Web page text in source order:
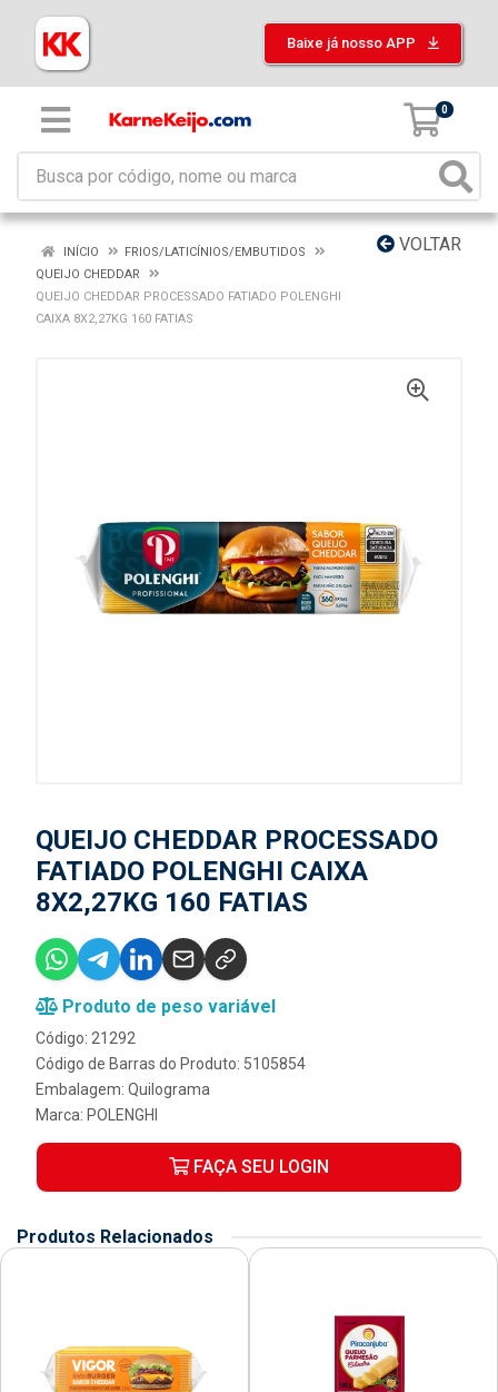
Baixe já nosso APP
0
VOLTAR
INÍCIO
FRIOS/LATICÍNIOS/EMBUTIDOS
QUEIJO CHEDDAR
QUEIJO CHEDDAR PROCESSADO FATIADO POLENGHI
CAIXA 8X2,27KG 160 FATIAS
QUEIJO CHEDDAR PROCESSADO
FATIADO POLENGHI CAIXA
8X2,27KG 160 FATIAS
Produto de peso variável
Código: 21292
Código de Barras do Produto: 5105854
Embalagem: Quilograma
Marca: POLENGHI
FAÇA SEU LOGIN
Produtos Relacionados